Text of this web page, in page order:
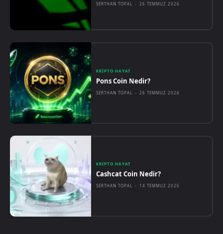
SERTHAN TOPAL - 26 TEMMUZ 2026
KRIPTO HAYAT
Pons Coin Nedir?
SERTHAN TOPAL - 26 TEMMUZ 2026
KRIPTO HAYAT
Cashcat Coin Nedir?
SERTHAN TOPAL - 14 TEMMUZ 2026